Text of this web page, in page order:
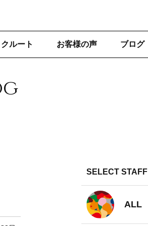
ルート お客様の声 ブログ
SELECT STAFF
ALL